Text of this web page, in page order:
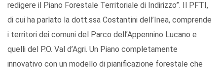
redigere il Piano Forestale Territoriale di Indirizzo”. Il PFTI,
di cui ha parlato la dott.ssa Costantini dell’Inea, comprende
i territori dei comuni del Parco dell’Appennino Lucano e
quelli del P.O. Val d’Agri. Un Piano completamente
innovativo con un modello di pianificazione forestale che